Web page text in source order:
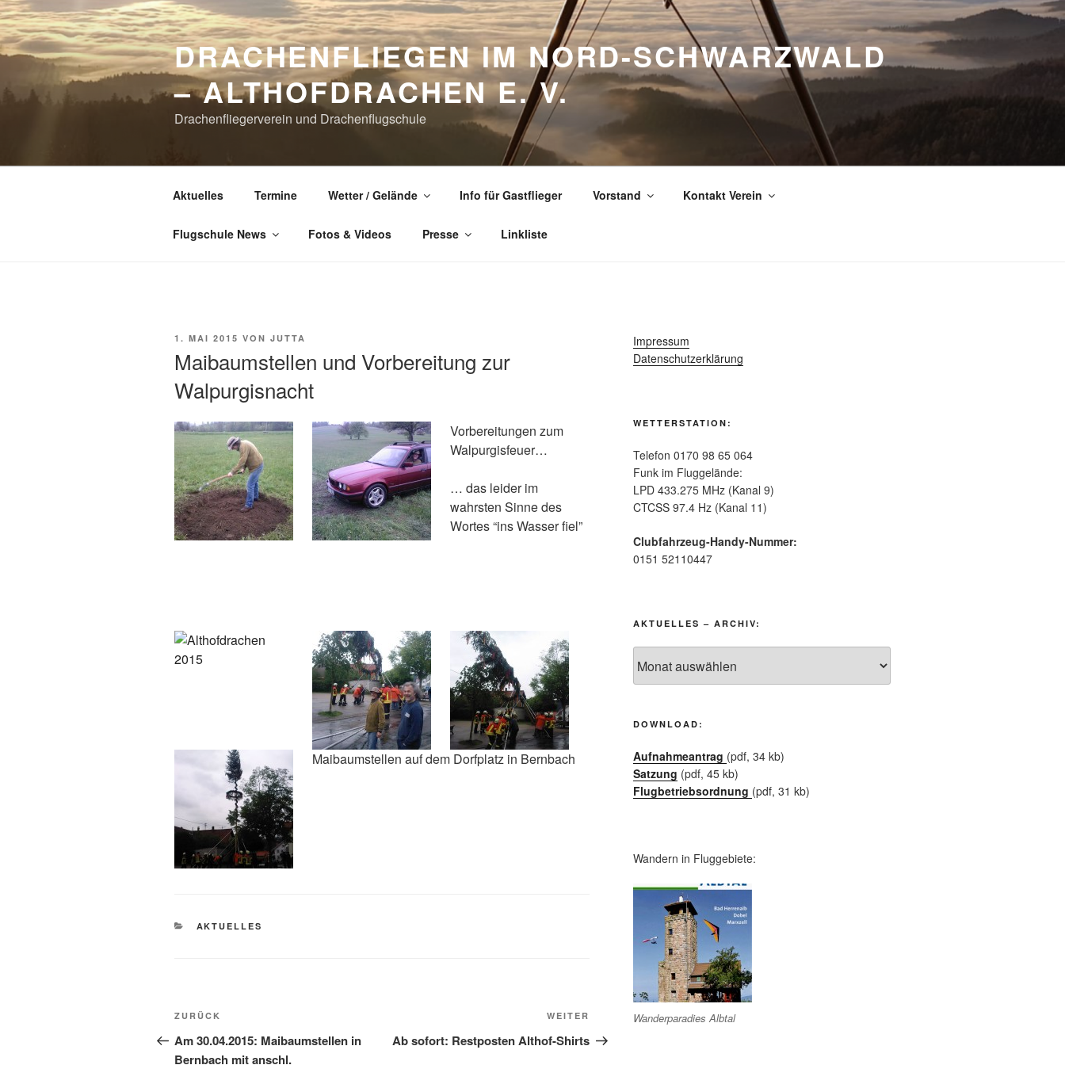
Zum
Inhalt
springen
DRACHENFLIEGEN IM NORD-SCHWARZWALD
– ALTHOFDRACHEN E. V.
Drachenfliegerverein und Drachenflugschule
Aktuelles Termine Wetter / Gelände Info für Gastflieger Vorstand Kontakt Verein
Flugschule News Fotos & Videos Presse Linkliste
VERÖFFENTLICHT
1. MAI 2015 VON JUTTA
Maibaumstellen und Vorbereitung zur
Walpurgisnacht
Vorbereitungen zum
Walpurgisfeuer…
… das leider im
wahrsten Sinne des
Wortes “ins Wasser fiel”
Maibaumstellen auf dem Dorfplatz in Bernbach
KATEGORIEN
AKTUELLES
Beitragsnavigation
Vorheriger
Beitrag
ZURÜCK
Am 30.04.2015: Maibaumstellen in
Bernbach mit anschl.
Nächster
Beitrag
WEITER
Ab sofort: Restposten Althof-Shirts
Impressum
Datenschutzerklärung
WETTERSTATION:
Telefon 0170 98 65 064
Funk im Fluggelände:
LPD 433.275 MHz (Kanal 9)
CTCSS 97.4 Hz (Kanal 11)
Clubfahrzeug-Handy-Nummer:
0151 52110447
AKTUELLES – ARCHIV:
–
Archiv:
DOWNLOAD:
Aufnahmeantrag (pdf, 34 kb)
Satzung (pdf, 45 kb)
Flugbetriebsordnung (pdf, 31 kb)
Wandern in Fluggebiete:
Wanderparadies Albtal